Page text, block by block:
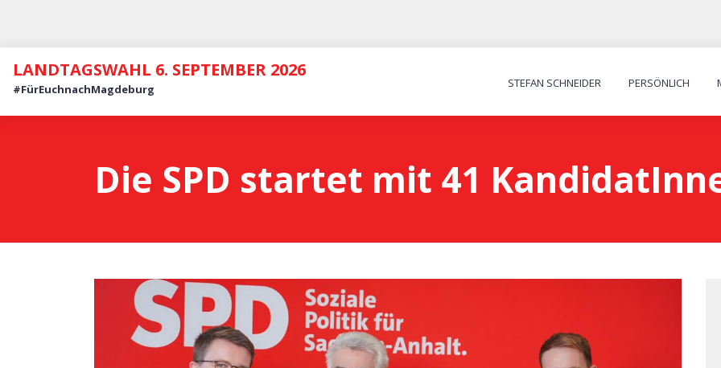
LANDTAGSWAHL 6. SEPTEMBER 2026
#FürEuchnachMagdeburg STEFAN SCHNEIDER PERSÖNLICH
Die SPD startet mit 41